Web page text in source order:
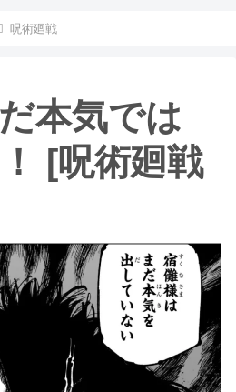
呪術廻戦
本気では
[呪術廻戦